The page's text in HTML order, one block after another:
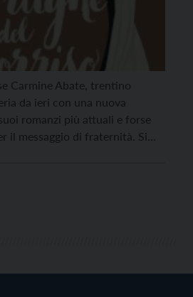
Carmine Abate, trentino
da ieri con una nuova
romanzi più attuali e forse
il messaggio di fraternità. Si